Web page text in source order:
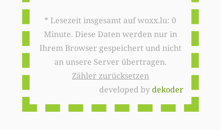
* Lesezeit insgesamt auf woxx.lu: 0
Minute. Diese Daten werden nur in
Ihrem Browser gespeichert und nicht
an unsere Server übertragen.
Zähler zurücksetzen
developed bydekoder